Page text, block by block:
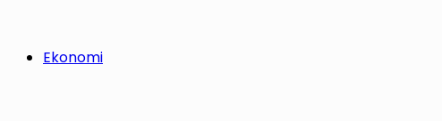
Ekonomi